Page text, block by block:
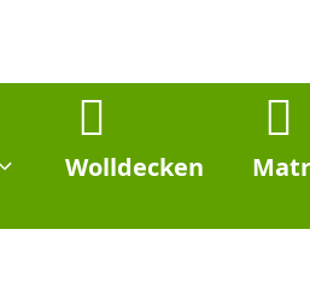
Wolldecken